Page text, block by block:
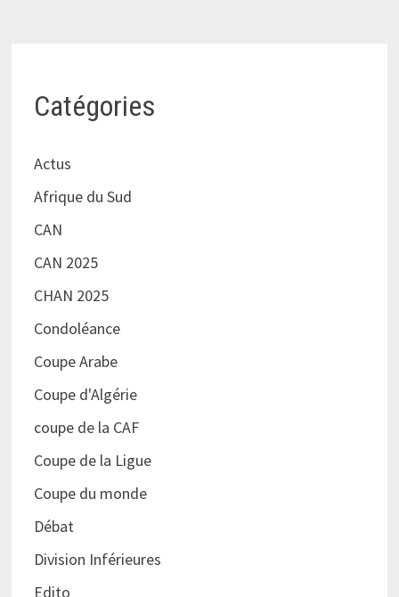
Catégories
Actus
Afrique du Sud
CAN
CAN 2025
CHAN 2025
Condoléance
Coupe Arabe
Coupe d'Algérie
coupe de la CAF
Coupe de la Ligue
Coupe du monde
Débat
Division Inférieures
Edito